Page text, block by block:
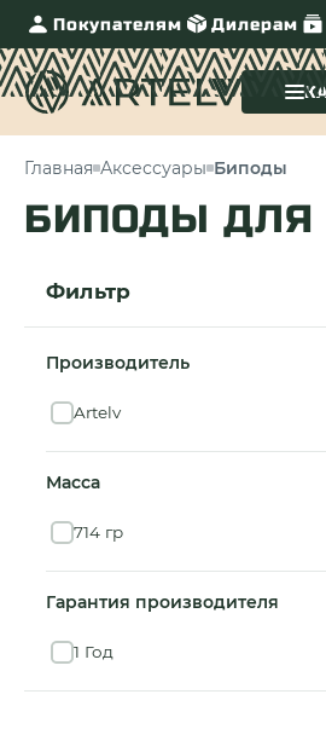
Покупателям Дилерам
Главная Аксессуары Биподы
БИПОДЫ ДЛЯ
Фильтр
Производитель
Artelv
Масса
714 гр
Гарантия производителя
1 Год